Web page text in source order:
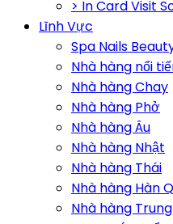
> In Card Visit
Lĩnh Vực
Spa Nails
Nhà hàng nổi
Nhà hàng Chay
Nhà hàng Phở
Nhà hàng Âu
Nhà hàng Nhật
Nhà hàng Thái
Nhà hàng Hàn
Nhà hàng